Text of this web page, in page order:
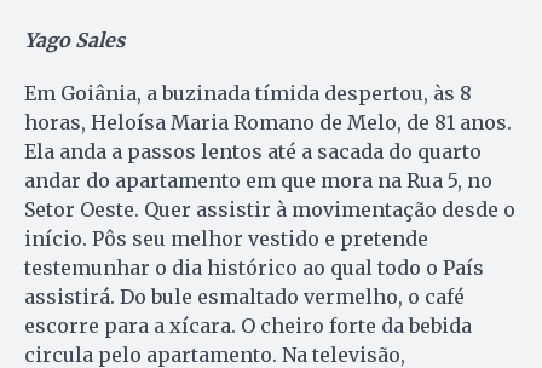
Yago Sales
Em Goiânia, a buzinada tímida despertou, às 8
horas, He­loísa Maria Romano de Melo, de 81 anos.
Ela anda a passos lentos até a sacada do quarto
andar do apartamento em que mora na Rua 5, no
Setor Oeste. Quer assistir à movimentação desde o
início. Pôs seu melhor vestido e pretende
testemunhar o dia histórico ao qual todo o País
assistirá. Do bule esmaltado vermelho, o café
escorre para a xícara. O cheiro forte da bebida
circula pelo apartamento. Na televisão,